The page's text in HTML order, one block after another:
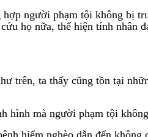
người phạm tội không
họ nữa, thể hiện tính nhân
trên, ta thấy cũng tồn tại
hình mà người phạm tội
hiểm nghèo dẫn đến không